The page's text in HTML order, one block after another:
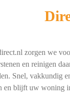
zorgen we
en reinigen
Snel, vakkundig
en blijft uw woning